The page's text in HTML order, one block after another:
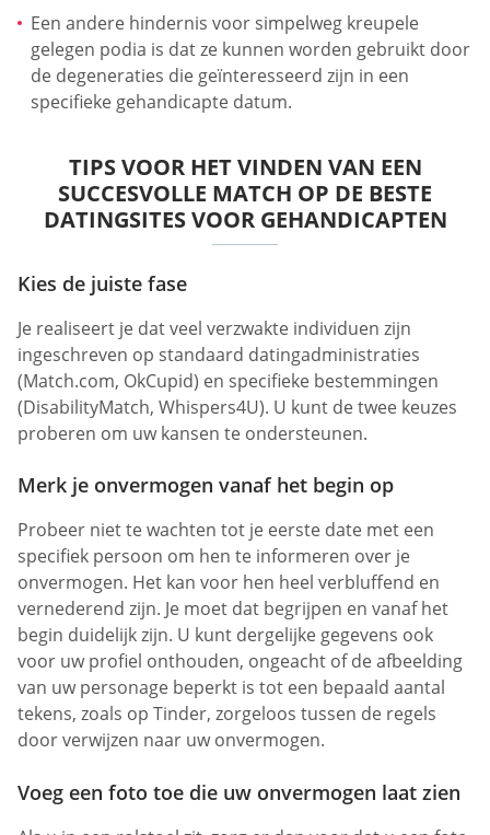
Een andere hindernis voor simpelweg kreupele
gelegen podia is dat ze kunnen worden gebruikt door
de degeneraties die geïnteresseerd zijn in een
specifieke gehandicapte datum.
TIPS VOOR HET VINDEN VAN EEN
SUCCESVOLLE MATCH OP DE BESTE
DATINGSITES VOOR GEHANDICAPTEN
Kies de juiste fase
Je realiseert je dat veel verzwakte individuen zijn
ingeschreven op standaard datingadministraties
(Match.com, OkCupid) en specifieke bestemmingen
(DisabilityMatch, Whispers4U). U kunt de twee keuzes
proberen om uw kansen te ondersteunen.
Merk je onvermogen vanaf het begin op
Probeer niet te wachten tot je eerste date met een
specifiek persoon om hen te informeren over je
onvermogen. Het kan voor hen heel verbluffend en
vernederend zijn. Je moet dat begrijpen en vanaf het
begin duidelijk zijn. U kunt dergelijke gegevens ook
voor uw profiel onthouden, ongeacht of de afbeelding
van uw personage beperkt is tot een bepaald aantal
tekens, zoals op Tinder, zorgeloos tussen de regels
door verwijzen naar uw onvermogen.
Voeg een foto toe die uw onvermogen laat zien